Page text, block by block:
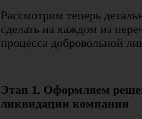
Рассмотрим теперь
сделать на каждом из
процесса добровольной
Этап 1. Оформляем
ликвидации компании